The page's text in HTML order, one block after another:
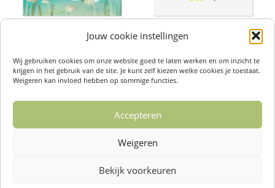
Jouw cookie instellingen
Wij gebruiken cookies om onze website goed te laten werken en om inzicht te
krijgen in het gebruik van de site. Je kunt zelf kiezen welke cookies je toestaat.
Weigeren kan invloed hebben op sommige functies.
Accepteren
Weigeren
Bekijk voorkeuren
Wenskaarten – Fuut fieuw
Toevoegen aan winkelwagen
Wenskaarten – Happy Beeday
Toevoegen aan winkelwagen
4 …